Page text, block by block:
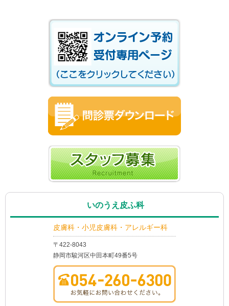
いのうえ皮ふ科
皮膚科・小児皮膚科・アレルギー科
〒422-8043
静岡市駿河区中田本町49番5号